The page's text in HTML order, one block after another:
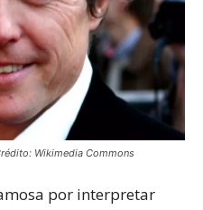
Wikimedia Commons
por interpretar